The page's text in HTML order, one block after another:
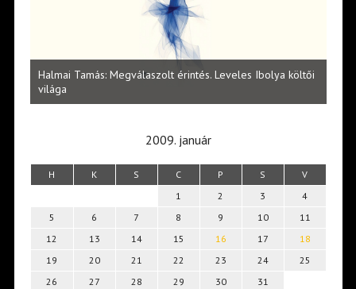
Halmai Tamás: Megválaszolt érintés. Leveles Ibolya költői
világa
2009. január
H K S C P S V
1 2 3
4
5
6 7 8 9 10
11
12
13 14 15 16 17
18
19
20 21 22 23 24
25
26
27 28 29 30 31